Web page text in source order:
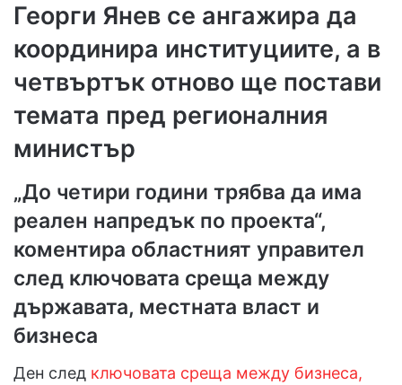
Георги Янев се ангажира да
координира институциите, а в
четвъртък отново ще постави
темата пред регионалния
министър
„До четири години трябва да има
реален напредък по проекта“,
коментира областният управител
след ключовата среща между
държавата, местната власт и
бизнеса
Ден след ключовата среща между бизнеса,